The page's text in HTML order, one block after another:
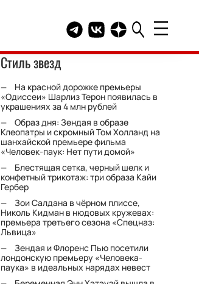
Telegram канал HELLO
Группа HELLO
Канал HELLO в
Стиль звезд
На красной дорожке премьеры
«Одиссеи» Шарлиз Терон появилась в
украшениях за 4 млн рублей
Образ дня: Зендая в образе
Клеопатры и скромный Том Холланд на
шанхайской премьере фильма
«Человек-паук: Нет пути домой»
Блестящая сетка, черный шелк и
конфетный трикотаж: три образа Кайи
Гербер
Зои Салдана в чёрном плиссе,
Николь Кидман в нюдовых кружевах:
премьера третьего сезона «Спецназ:
Львица»
Зендая и Флоренс Пью посетили
лондонскую премьеру «Человека-
паука» в идеальных нарядах невест